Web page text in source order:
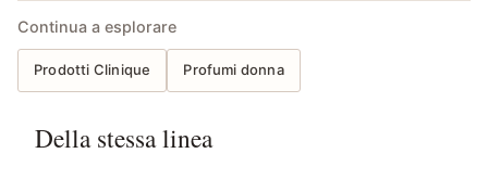
Continua a esplorare
Prodotti Clinique Profumi donna
Della stessa linea